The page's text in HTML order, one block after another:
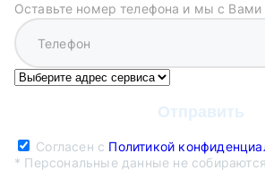
Оставьте номер телефона и мы с
Согласен с Политикой
* Персональные данные не собираются